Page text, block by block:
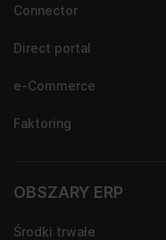
Connector
Direct portal
e-Commerce
Faktoring
OBSZARY ERP
Środki trwałe